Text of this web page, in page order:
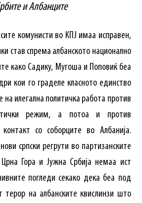
и Албанците
комунисти во КПЈ имаа исправен,
став спрема албанското национално
како Садику, Мугоша и Поповиќ беа
кои го граделе класното единство
на илегална политичка работа против
режим, а потоа и против
со соборците во Албанија.
српски регрути во партизанските
Гора и Јужна Србија немаа ист
погледи секако дека беа под
терор на албанските квислинзи што